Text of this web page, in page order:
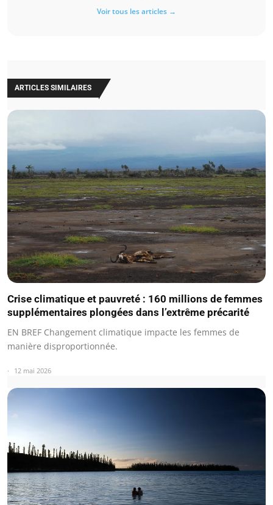
Voir tous les articles →
ARTICLES SIMILAIRES
Crise climatique et pauvreté : 160 millions de femmes
supplémentaires plongées dans l’extrême précarité
EN BREF Changement climatique impacte les femmes de
manière disproportionnée.
12 mai 2026